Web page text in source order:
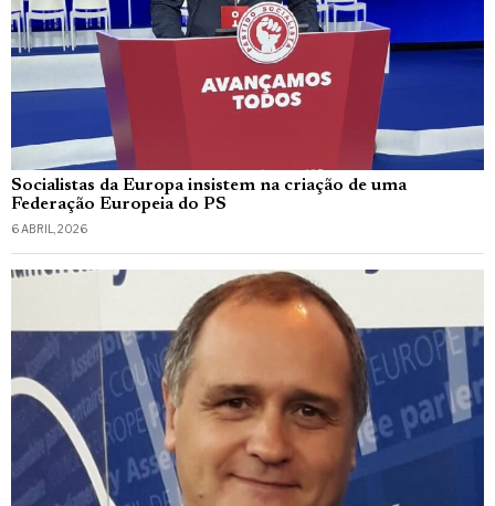
Socialistas da Europa insistem na criação de uma
Federação Europeia do PS
6 ABRIL, 2026